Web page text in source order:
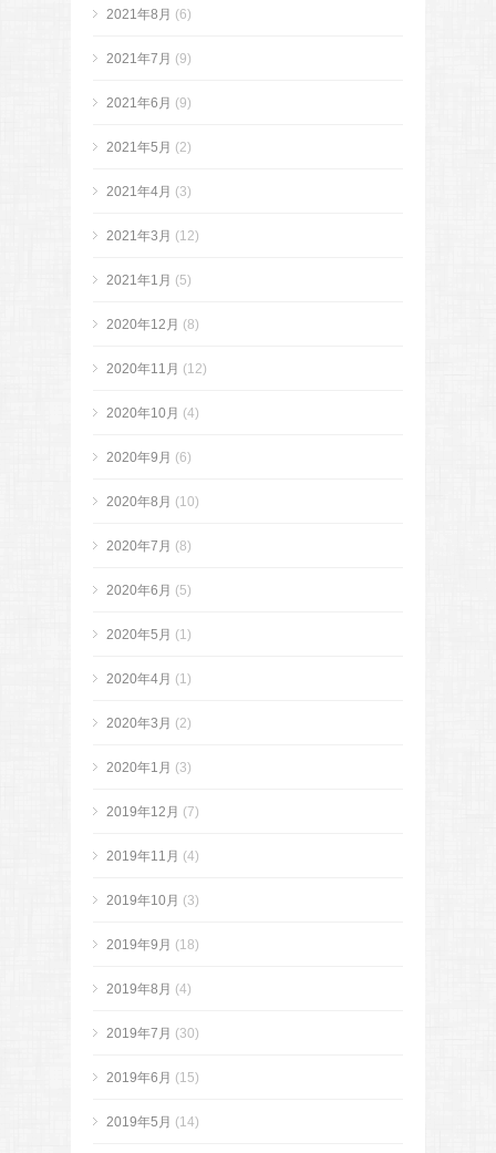
2021年8月 (6)
2021年7月 (9)
2021年6月 (9)
2021年5月 (2)
2021年4月 (3)
2021年3月 (12)
2021年1月 (5)
2020年12月 (8)
2020年11月 (12)
2020年10月 (4)
2020年9月 (6)
2020年8月 (10)
2020年7月 (8)
2020年6月 (5)
2020年5月 (1)
2020年4月 (1)
2020年3月 (2)
2020年1月 (3)
2019年12月 (7)
2019年11月 (4)
2019年10月 (3)
2019年9月 (18)
2019年8月 (4)
2019年7月 (30)
2019年6月 (15)
2019年5月 (14)